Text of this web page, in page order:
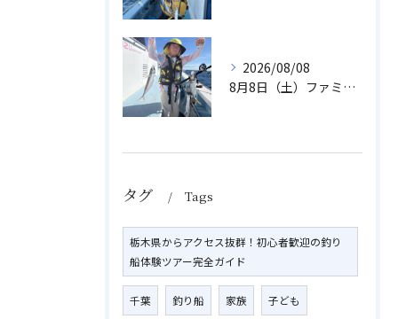
2026/08/08
8月8日（土）ファミリーアジ
タグ Tags
栃木県からアクセス抜群！初心者歓迎の釣り
船体験ツアー完全ガイド
千葉 釣り船 家族 子ども